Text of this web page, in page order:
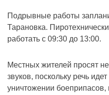
Подрывные работы
Тарановка.
работать с 09:30 до 13:00.
Местных жителей просят
звуков, поскольку речь
уничтожении